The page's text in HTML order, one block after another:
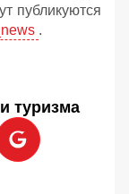
публикуются
.
туризма